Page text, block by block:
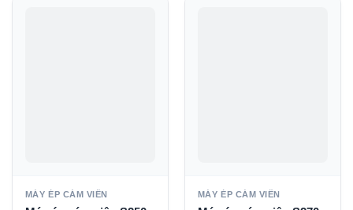
MÁY ÉP CÁM VIÊN MÁY ÉP CÁM VIÊN